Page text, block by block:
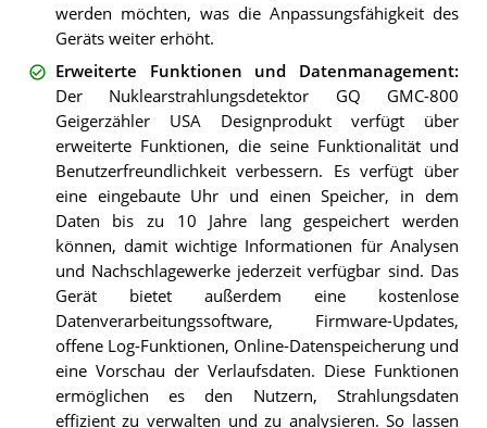
werden möchten, was die Anpassungsfähigkeit des
Geräts weiter erhöht.
Erweiterte Funktionen und Datenmanagement:
Der Nuklearstrahlungsdetektor GQ GMC-800
Geigerzähler USA Designprodukt verfügt über
erweiterte Funktionen, die seine Funktionalität und
Benutzerfreundlichkeit verbessern. Es verfügt über
eine eingebaute Uhr und einen Speicher, in dem
Daten bis zu 10 Jahre lang gespeichert werden
können, damit wichtige Informationen für Analysen
und Nachschlagewerke jederzeit verfügbar sind. Das
Gerät bietet außerdem eine kostenlose
Datenverarbeitungssoftware, Firmware-Updates,
offene Log-Funktionen, Online-Datenspeicherung und
eine Vorschau der Verlaufsdaten. Diese Funktionen
ermöglichen es den Nutzern, Strahlungsdaten
effizient zu verwalten und zu analysieren. So lassen